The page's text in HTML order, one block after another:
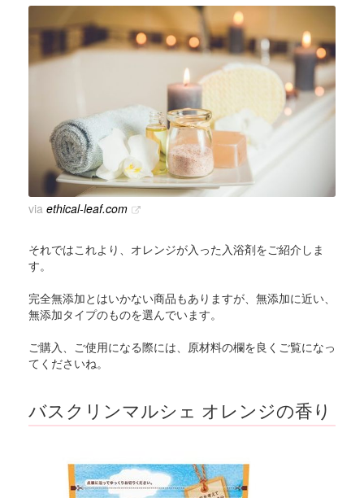
via ethical-leaf.com
それではこれより、オレンジが入った入浴剤をご紹介しま
す。
完全無添加とはいかない商品もありますが、無添加に近い、
無添加タイプのものを選んでいます。
ご購入、ご使用になる際には、原材料の欄を良くご覧になっ
てくださいね。
バスクリンマルシェ オレンジの香り